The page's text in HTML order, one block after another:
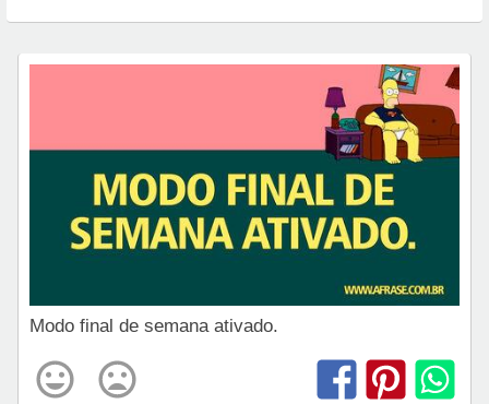
Modo final de semana ativado.